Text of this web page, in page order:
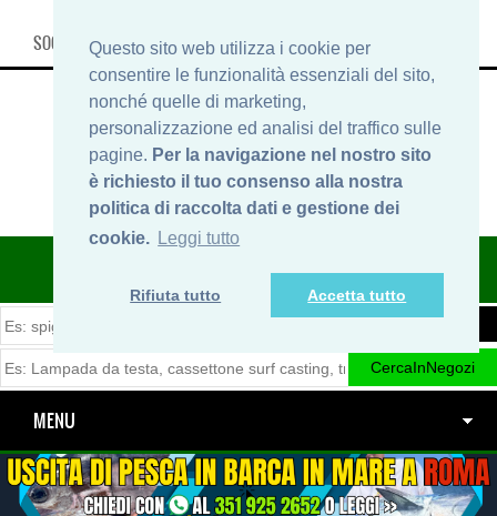
Questo sito web utilizza i cookie per
consentire le funzionalità essenziali del sito,
nonché quelle di marketing,
personalizzazione ed analisi del traffico sulle
pagine. Per la navigazione nel nostro sito
è richiesto il tuo consenso alla nostra
politica di raccolta dati e gestione dei
cookie. Leggi tutto
Rifiuta tutto Accetta tutto
SOCIAL, INFO & SHOP
ITINERARIDIPESCA.IT
MENU